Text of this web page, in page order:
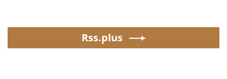
Rss.plus